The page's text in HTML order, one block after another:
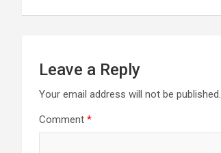
Leave a Reply
Your email address will not be published.
Comment *